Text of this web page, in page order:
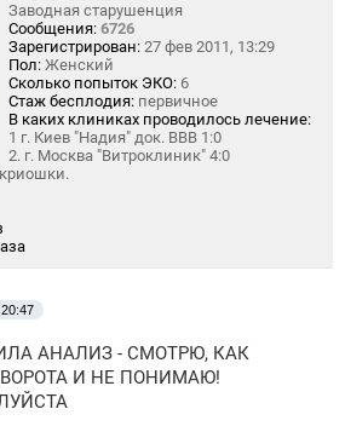
Заводная старушенция
Сообщения: 6726
Зарегистрирован: 27 фев 2011, 13:29
Пол: Женский
Сколько попыток ЭКО: 6
Стаж бесплодия: первичное
В каких клиниках проводилось лечение:
1 г. Киев "Надия" док. ВВВ 1:0
2. г. Москва "Витроклиник" 4:0
АНАЛИЗ - СМОТРЮ, КАК
И НЕ ПОНИМАЮ!